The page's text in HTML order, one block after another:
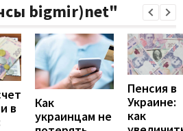
bigmir)net"
в
Как
украинцам не
Пенсия в
Украине:
как